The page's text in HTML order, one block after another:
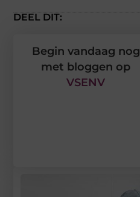
DEEL DIT:
Begin vandaag nog
met bloggen op
VSENV